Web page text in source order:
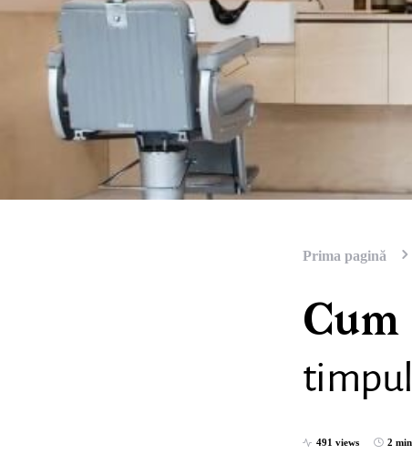
Prima pagină
Cum
491 views 2